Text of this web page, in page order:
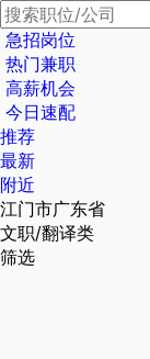
急招岗位
热门兼职
高薪机会
今日速配
推荐
最新
附近
江门市广东省
文职/翻译类
筛选